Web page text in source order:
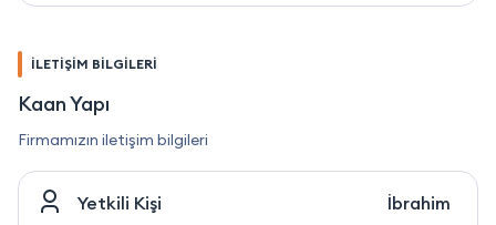
İLETİŞİM BİLGİLERİ
Kaan Yapı
Firmamızın iletişim bilgileri
Yetkili Kişi İbrahim